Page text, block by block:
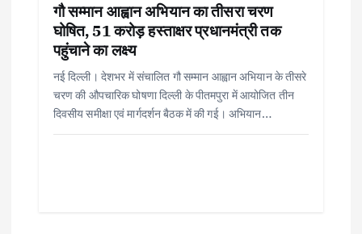
गौ सम्मान आह्वान अभियान का तीसरा चरण
घोषित, 51 करोड़ हस्ताक्षर प्रधानमंत्री तक
पहुंचाने का लक्ष्य
नई दिल्ली। देशभर में संचालित गौ सम्मान आह्वान अभियान के तीसरे
चरण की औपचारिक घोषणा दिल्ली के पीतमपुरा में आयोजित तीन
दिवसीय समीक्षा एवं मार्गदर्शन बैठक में की गई। अभियान…